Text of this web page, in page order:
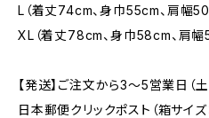
L（着丈74cm、身巾55cm、肩幅
XL（着丈78cm、身巾58cm、肩幅
【発送】ご注文から3〜5営業日（土
日本郵便クリックポスト（箱サ